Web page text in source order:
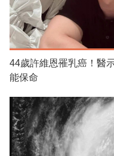
44歲許維恩罹乳癌！醫
能保命